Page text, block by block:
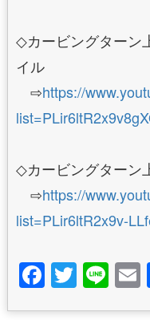
◇カービングターン
イル
⇨https://
◇カービングターン
⇨https://
list=PLir6ltR2x9v-